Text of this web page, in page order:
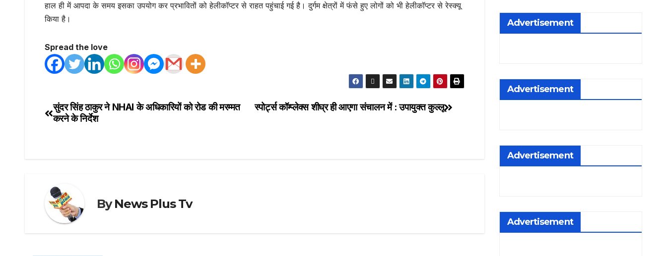
हाल ही में आपदा के समय इसका उपयोग कर प्रभावितों को हेलीकॉप्टर से राहत पहुंचाई गई है। दुर्गम क्षेत्रों में फंसे हुए लोगों को भी हेलीकॉप्टर से रेस्क्यू
किया है।
Spread the love
Post
स्पोर्ट्स कॉम्प्लेक्स शीघ्र ही आएगा संचालन में : उपायुक्त कुल्लू
सुंदर सिंह ठाकुर ने NHAI के अधिकारियों को रोड की मरम्मत
करने के निर्देश
ByNews Plus Tv
Advertisement
Advertisement
Advertisement
Advertisement